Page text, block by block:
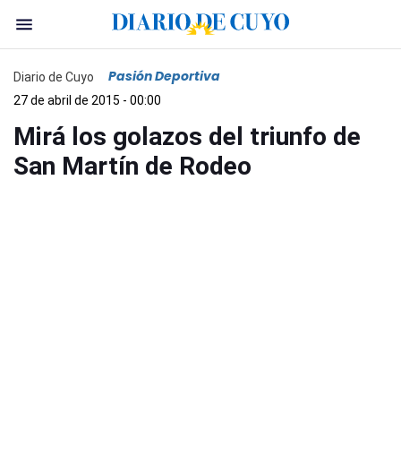
Diario de Cuyo Pasión Deportiva
27 de abril de 2015 - 00:00
Mirá los golazos del triunfo de
San Martín de Rodeo